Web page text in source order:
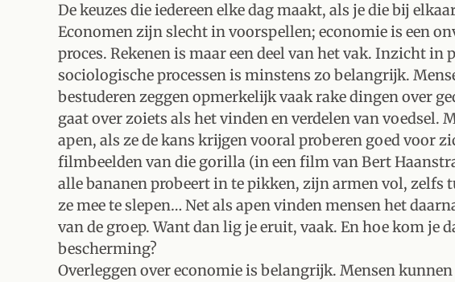
De keuzes die iedereen elke dag maakt, als je die bij
Economen zijn slecht in voorspellen; economie is een
proces. Rekenen is maar een deel van het vak. Inzicht in
sociologische processen is minstens zo belangrijk.
bestuderen zeggen opmerkelijk vaak rake dingen over
gaat over zoiets als het vinden en verdelen van voedsel.
apen, als ze de kans krijgen vooral proberen goed voor
filmbeelden van die gorilla (in een film van Bert
alle bananen probeert in te pikken, zijn armen vol, zelfs
ze mee te slepen… Net als apen vinden mensen het
van de groep. Want dan lig je eruit, vaak. En hoe kom je
bescherming?
Overleggen over economie is belangrijk. Mensen